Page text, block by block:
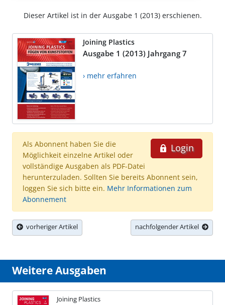
Dieser Artikel ist in der Ausgabe 1 (2013) erschienen.
Joining Plastics
Ausgabe 1 (2013) Jahrgang 7
› mehr erfahren
Login
Als Abonnent haben Sie die
Möglichkeit einzelne Artikel oder
vollständige Ausgaben als PDF-Datei
herunterzuladen. Sollten Sie bereits Abonnent sein,
loggen Sie sich bitte ein. Mehr Informationen zum
Abonnement
vorheriger Artikel nachfolgender Artikel
Weitere Ausgaben
Joining Plastics